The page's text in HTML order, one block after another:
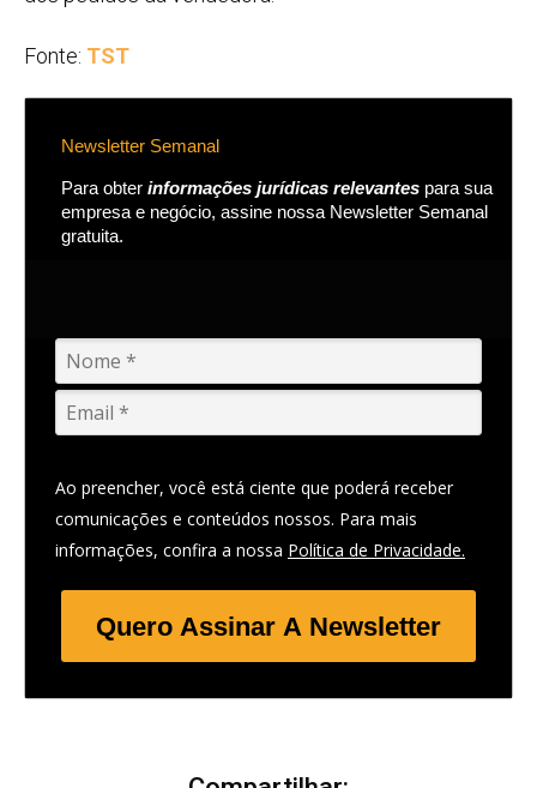
Fonte: TST
Newsletter Semanal
Para obter informações jurídicas relevantes para sua
empresa e negócio, assine nossa Newsletter Semanal
gratuita.
Ao preencher, você está ciente que poderá receber
comunicações e conteúdos nossos. Para mais
informações, confira a nossa Política de Privacidade.
Quero Assinar A Newsletter